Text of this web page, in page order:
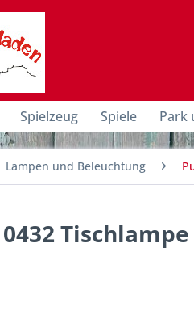
Spielzeug Spiele Park
Lampen und Beleuchtung